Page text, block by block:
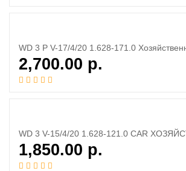
WD 3 P V-17/4/20 1.628-171.0
2,700.00 р.
1,850.00 р.